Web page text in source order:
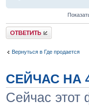
Ответить
Вернуться в Где продается
СЕЙЧАС НА
Сейчас этот